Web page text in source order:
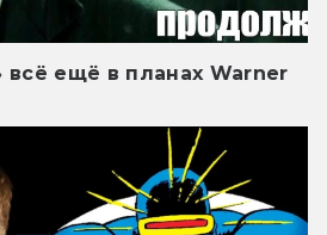
всё ещё в планах Warner